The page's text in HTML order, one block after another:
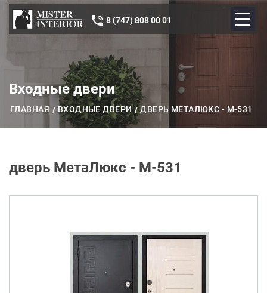
8 (747) 808 00 01
Входные двери
ГЛАВНАЯ ВХОДНЫЕ ДВЕРИ ДВЕРЬ МЕТАЛЮКС - М-531
дверь МетаЛюкс - М-531